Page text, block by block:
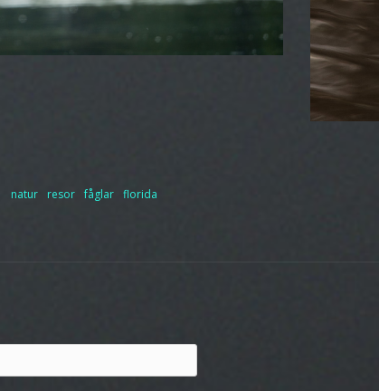
natur resor fåglar florida